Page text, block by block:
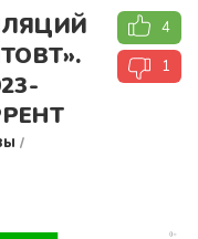
/
4
1